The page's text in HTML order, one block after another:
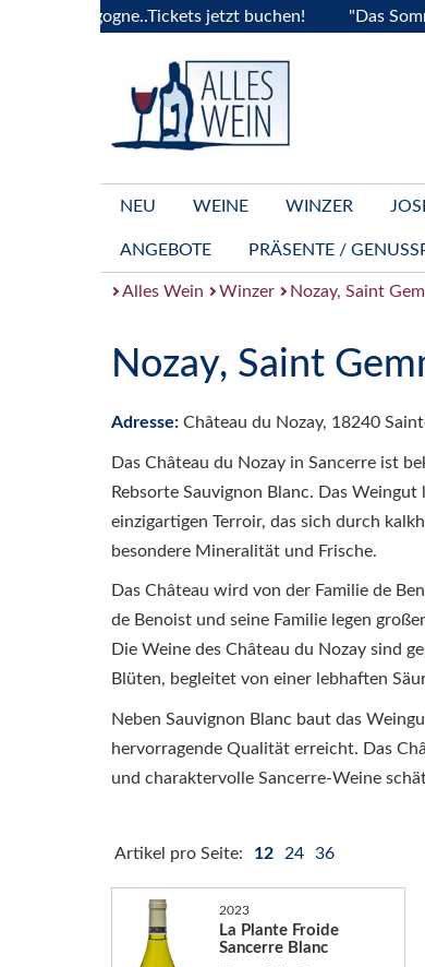
la Bourgogne..Tickets jetzt buchen! "Das
NEU WEINE WINZER
ANGEBOTE PRÄSENTE /
Alles Wein Winzer Nozay, Saint
Nozay, Saint
Adresse: Château du Nozay, 18240
Das Château du Nozay in Sancerre ist
Rebsorte Sauvignon Blanc. Das
einzigartigen Terroir, das sich durch
besondere Mineralität und Frische.
Das Château wird von der Familie de
de Benoist und seine Familie legen
Die Weine des Château du Nozay sind
Blüten, begleitet von einer lebhaften
Neben Sauvignon Blanc baut das
hervorragende Qualität erreicht. Das
und charaktervolle Sancerre-Weine
Artikel pro Seite: 12 24 36
2023
La Plante Froide
Sancerre Blanc